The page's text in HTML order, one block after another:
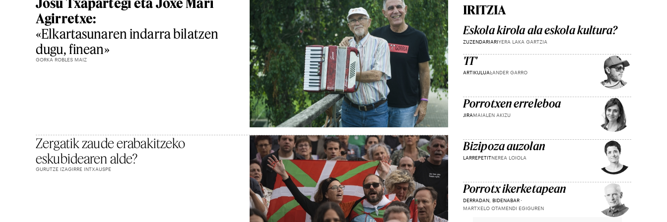
Agirretxe:
«Elkartasunaren indarra bilatzen
dugu, finean»
GORKA ROBLES MAIZ
Zergatik zaude erabakitzeko
eskubidearen alde?
GURUTZE IZAGIRRE INTXAUSPE
IRITZIA
Eskola kirola ala eskola kultura?
ZUZENDARIARIYERA LAKA GARTZIA
'IT'
ARTIKULUALANDER GARRO
Porrotxen erreleboa
JIRAMAIALEN AKIZU
Bizipoza auzolan
LARREPETITNEREA LOIOLA
Porrotx ikerketapean
DERRADAN, BIDENABAR
MARTXELO OTAMENDI EGIGUREN